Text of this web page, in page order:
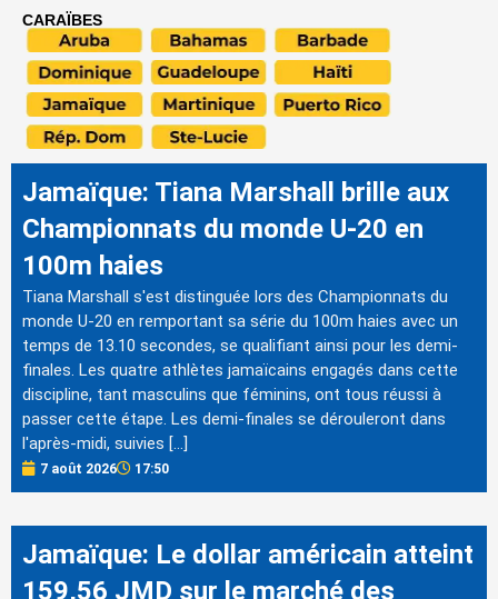
CARAÏBES
Jamaïque: Tiana Marshall brille aux
Championnats du monde U-20 en
100m haies
Tiana Marshall s'est distinguée lors des Championnats du
monde U-20 en remportant sa série du 100m haies avec un
temps de 13.10 secondes, se qualifiant ainsi pour les demi-
finales. Les quatre athlètes jamaïcains engagés dans cette
discipline, tant masculins que féminins, ont tous réussi à
passer cette étape. Les demi-finales se dérouleront dans
l'après-midi, suivies […]
7 août 2026 17:50
Jamaïque: Le dollar américain atteint
159,56 JMD sur le marché des